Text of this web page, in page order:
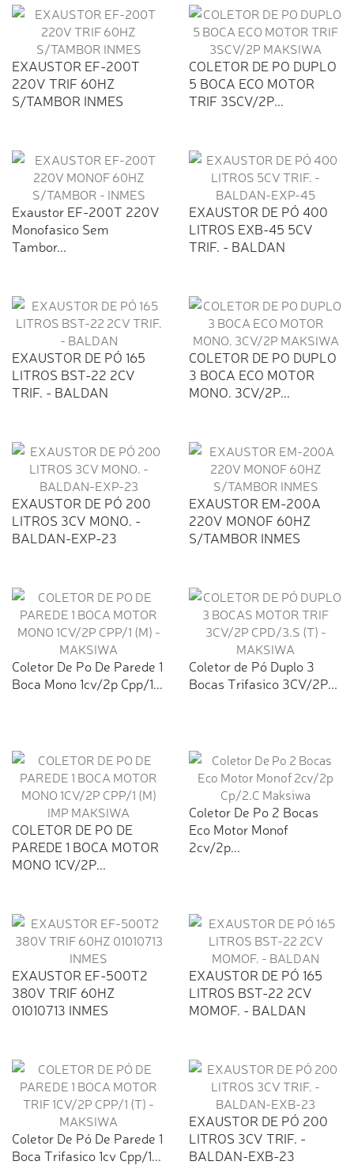
EXAUSTOR EF-200T
220V TRIF 60HZ
S/TAMBOR INMES
COLETOR DE PO DUPLO
5 BOCA ECO MOTOR
TRIF 3SCV/2P...
Exaustor EF-200T 220V
Monofasico Sem
Tambor...
EXAUSTOR DE PÓ 400
LITROS EXB-45 5CV
TRIF. - BALDAN
EXAUSTOR DE PÓ 165
LITROS BST-22 2CV
TRIF. - BALDAN
COLETOR DE PO DUPLO
3 BOCA ECO MOTOR
MONO. 3CV/2P...
EXAUSTOR DE PÓ 200
LITROS 3CV MONO. -
BALDAN-EXP-23
EXAUSTOR EM-200A
220V MONOF 60HZ
S/TAMBOR INMES
Coletor De Po De Parede 1
Boca Mono 1cv/2p Cpp/1...
Coletor de Pó Duplo 3
Bocas Trifasico 3CV/2P...
COLETOR DE PO DE
PAREDE 1 BOCA MOTOR
MONO 1CV/2P...
Coletor De Po 2 Bocas
Eco Motor Monof
2cv/2p...
EXAUSTOR EF-500T2
380V TRIF 60HZ
01010713 INMES
EXAUSTOR DE PÓ 165
LITROS BST-22 2CV
MOMOF. - BALDAN
Coletor De Pó De Parede 1
Boca Trifasico 1cv Cpp/1...
EXAUSTOR DE PÓ 200
LITROS 3CV TRIF. -
BALDAN-EXB-23